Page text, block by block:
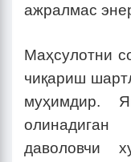
ажралмас
Маҳсулотни
чиқариш
муҳимдир.
даволовчи